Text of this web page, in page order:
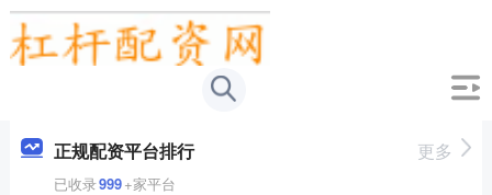
正规配资平台排行
已收录999+家平台
更多